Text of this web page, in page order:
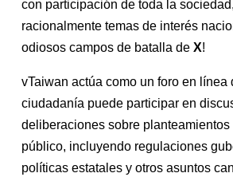
con participación de toda la
racionalmente temas de interés
odiosos campos de batalla deX!
vTaiwan actúa como un foro en línea
ciudadanía puede participar en
deliberaciones sobre planteamientos
público, incluyendo regulaciones
políticas estatales y otros asuntos